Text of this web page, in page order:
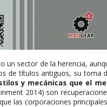
un sector de la herencia,
de títulos antiguos, su
y mecánicas que el
2014) son
las corporaciones